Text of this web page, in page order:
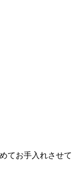
てお手入れさせて